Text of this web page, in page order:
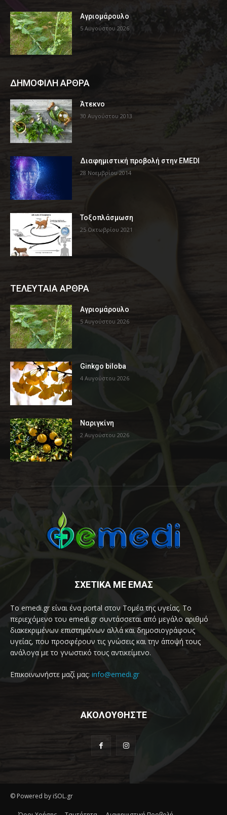
Αγριομάρουλο
5 Αυγούστου 2026
ΔΗΜΟΦΙΛΗ ΑΡΘΡΑ
Άτεκνο
30 Αυγούστου 2013
Διαφημιστική προβολή στην EMEDI
28 Νοεμβρίου 2014
Τοξοπλάσμωση
25 Οκτωβρίου 2021
ΤΕΛΕΥΤΑΙΑ ΑΡΘΡΑ
Αγριομάρουλο
5 Αυγούστου 2026
Ginkgo biloba
4 Αυγούστου 2026
Ναριγκίνη
2 Αυγούστου 2026
ΣΧΕΤΙΚΑ ΜΕ ΕΜΑΣ
Το emedi.gr είναι ένα portal στον Τομέα της υγείας. Το
περιεχόμενο του emedi.gr συντάσσεται από μεγάλο αριθμό
διακεκριμένων επιστημόνων αλλά και δημοσιογράφους
υγείας, που προσφέρουν τις γνώσεις και την άποψή τους
ανάλογα με το γνωστικό τους αντικείμενο.
Επικοινωνήστε μαζί μας: info@emedi.gr
ΑΚΟΛΟΥΘΗΣΤΕ
© Powered by iSOL.gr